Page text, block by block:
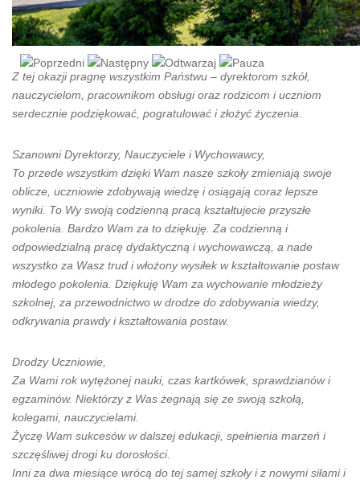
wytężonej nauki i pracy. Również czas sukcesów i podejmowania
nowych wyzwań.
Z tej okazji pragnę wszystkim Państwu – dyrektorom szkół,
nauczycielom, pracownikom obsługi oraz rodzicom i uczniom
serdecznie podziękować, pogratulować i złożyć życzenia.
Szanowni Dyrektorzy, Nauczyciele i Wychowawcy,
To przede wszystkim dzięki Wam nasze szkoły zmieniają swoje
oblicze, uczniowie zdobywają wiedzę i osiągają coraz lepsze
wyniki. To Wy swoją codzienną pracą kształtujecie przyszłe
pokolenia. Bardzo Wam za to dziękuję. Za codzienną i
odpowiedzialną pracę dydaktyczną i wychowawczą, a nade
wszystko za Wasz trud i włożony wysiłek w kształtowanie postaw
młodego pokolenia. Dziękuję Wam za wychowanie młodzieży
szkolnej, za przewodnictwo w drodze do zdobywania wiedzy,
odkrywania prawdy i kształtowania postaw.
Drodzy Uczniowie,
Za Wami rok wytężonej nauki, czas kartkówek, sprawdzianów i
egzaminów. Niektórzy z Was żegnają się ze swoją szkołą,
kolegami, nauczycielami.
Życzę Wam sukcesów w dalszej edukacji, spełnienia marzeń i
szczęśliwej drogi ku dorosłości.
Inni za dwa miesiące wrócą do tej samej szkoły i z nowymi siłami i